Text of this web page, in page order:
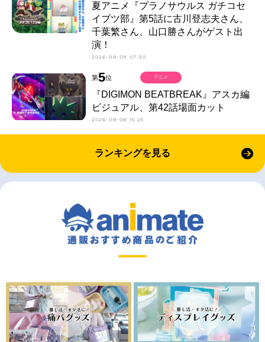
夏アニメ『プラノサウルス ガチコセ
イブツ部』第5話に古川登志夫さん、
千葉繁さん、山口勝さんがゲスト出
演！
2026-08-09 07:30
第5位
『DIGIMON BEATBREAK』アスカ編
ビジュアル、第42話場面カット
2026-08-08 15:25
アニメ
ランキングを見る